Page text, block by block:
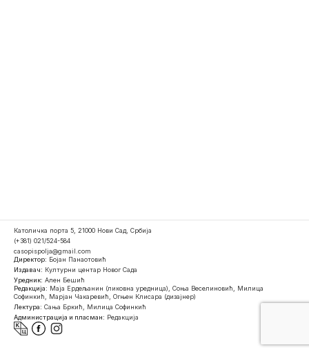
Католичка порта 5, 21000 Нови Сад, Србија
(+381) 021/524-584
casopispolja@gmail.com
Директор: Бојан Панаотовић
Издавач: Културни центар Новог Сада
Уредник: Ален Бешић
Редакција: Маја Ердељанин (ликовна уредница), Соња Веселиновић, Милица
Софинкић, Марјан Чакаревић, Огњен Клисара (дизајнер)
Лектура: Сања Бркић, Милица Софинкић
Администрација и пласман: Редакција